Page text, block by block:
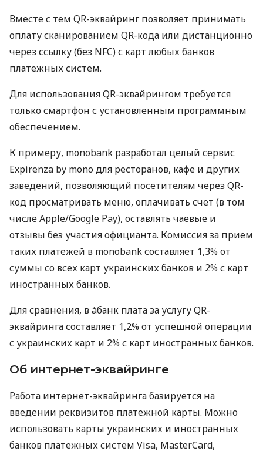
Вместе с тем QR-эквайринг позволяет принимать
оплату сканированием QR-кода или дистанционно
через ссылку (без NFC) с карт любых банков
платежных систем.
Для использования QR-эквайрингом требуется
только смартфон с установленным программным
обеспечением.
К примеру, monobank разработал целый сервис
Expirenza by mono для ресторанов, кафе и других
заведений, позволяющий посетителям через QR-
код просматривать меню, оплачивать счет (в том
числе Apple/Google Pay), оставлять чаевые и
отзывы без участия официанта. Комиссия за прием
таких платежей в monobank составляет 1,3% от
суммы со всех карт украинских банков и 2% с карт
иностранных банков.
Для сравнения, в àбанк плата за услугу QR-
эквайринга составляет 1,2% от успешной операции
с украинских карт и 2% с карт иностранных банков.
Об интернет-эквайринге
Работа интернет-эквайринга базируется на
введении реквизитов платежной карты. Можно
использовать карты украинских и иностранных
банков платежных систем Visa, MasterCard,